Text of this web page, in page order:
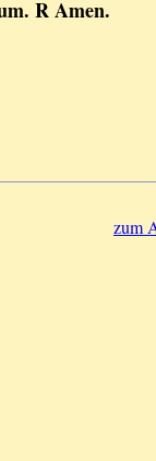
R Amen.
zum